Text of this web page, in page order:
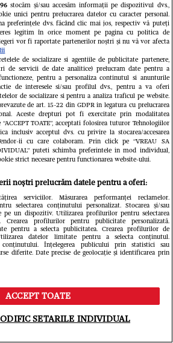
continuare
stocăm și/sau accesăm informații pe dispozitivul dvs.,
unici pentru prelucrarea datelor cu caracter personal.
preferințele dvs. făcând clic mai jos, respectiv vă puteți
legitim în orice moment pe pagina cu politica de
vor fi raportate partenerilor noștri și nu vă vor afecta
de socializare si agentiile de publicitate partenere,
de servicii de date analitice) prelucram date pentru a
pentru a personaliza continutul si anunturile
de interesele si/sau profilul dvs., pentru a va oferi
de socializare si pentru a analiza traficul pe website.
de art. 15-22 din GDPR in legatura cu prelucrarea
Aceste drepturi pot fi exercitate prin modalitatea
TOATE”, acceptati folosirea tuturor Tehnologiilor
inclusiv acceptul dvs. cu privire la stocarea/accesarea
ii cu care colaboram. Prin click pe “VREAU SA
puteti schimba preferintele in mod individual,
strict necesare pentru functionarea website-ului.
noștri prelucrăm datele pentru a oferi:
serviciilor. Măsurarea performanței reclamelor.
selectarea conținutului personalizat. Stocarea și/sau
pe un dispozitiv. Utilizarea profilurilor pentru selectarea
Crearea profilurilor pentru publicitate personalizată.
pentru a selecta publicitatea. Crearea profilurilor de
datelor limitate pentru a selecta conținutul.
conținutului. Înțelegerea publicului prin statistici sau
diferite. Date precise de geolocație și identificarea prin
ACCEPT TOATE
SETARILE INDIVIDUAL